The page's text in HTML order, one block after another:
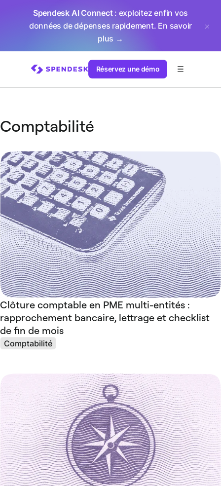
Spendesk AI Connect: exploitez enfin vos
données de dépenses rapidement. En savoir
plus →
Réservez une démo
Comptabilité
Clôture comptable en PME multi-entités :
rapprochement bancaire, lettrage et checklist
de fin de mois
Comptabilité